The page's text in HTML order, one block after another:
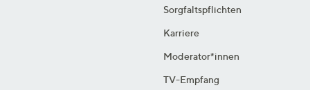
Sorgfaltspflichten
Karriere
Moderator*innen
TV-Empfang